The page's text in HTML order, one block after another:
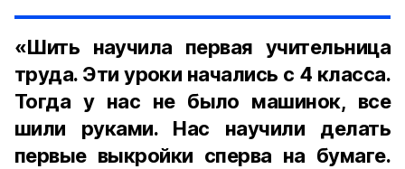
«Шить научила первая учительница
труда. Эти уроки начались с 4 класса.
Тогда у нас не было машинок, все
шили руками. Нас научили делать
первые выкройки сперва на бумаге.